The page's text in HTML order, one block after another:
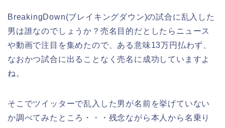
BreakingDown(ブレイキングダウン)の試合に乱入した
男は誰なのでしょうか？売名目的だとしたらニュース
や動画で注目を集めたので、ある意味13万円払わず、
なおかつ試合に出ることなく売名に成功していますよ
ね。
そこでツイッターで乱入した男が名前を挙げていない
か調べてみたところ・・・残念ながら本人から名乗り